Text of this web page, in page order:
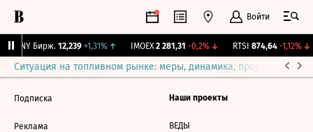
Войти
CNY Бирж. 12,239 +1,31%↑ IMOEX 2 281,31 -0,2%↓ RTSI 874,64 -1,12%↓
Ситуация на топливном рынке: меры, динамика, прогнозы
Подписка
Реклама
Наши проекты
ВЕДЫ